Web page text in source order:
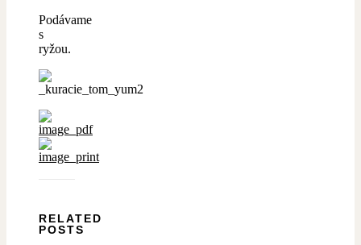
Podávame
s
ryžou.
RELATED
POSTS